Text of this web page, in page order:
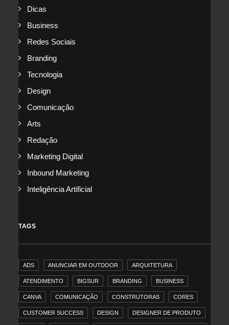
Dicas
Business
Redes Sociais
Branding
Tecnologia
Design
Comunicação
Arts
Redação
Marketing Digital
Inbound Marketing
Inteligência Artificial
TAGS
ADS ANUNCIAR EM OUTDOOR ARQUITETURA
ATENDIMENTO BIGSUR BRANDING BUSINESS
CANVA COMUNICAÇÃO CONSTRUTORAS CORES
CUSTOMER SUCCESS DESIGN DESIGNER DE PRODUTO